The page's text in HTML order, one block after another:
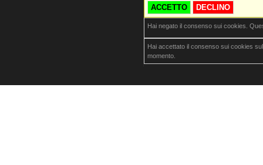
ACCETTO DECLINO
Hai negato il consenso sui cookies.
Hai accettato il consenso sui cookies
momento.